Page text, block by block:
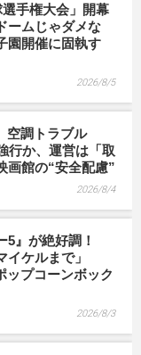
選手権大会」開幕
ームじゃダメな
園開催に固執す
2026/8/5
空調トラブル
行か、運営は「取
画館の“安全配慮”
2026/8/4
5』が絶好調！
イケルまで」
ップコーンボック
2026/8/3